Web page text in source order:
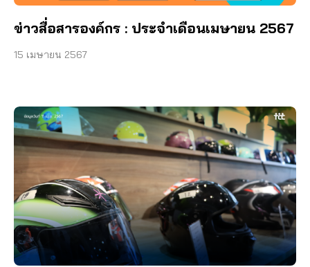
ข่าวสื่อสารองค์กร : ประจำเดือนเมษายน 2567
15 เมษายน 2567